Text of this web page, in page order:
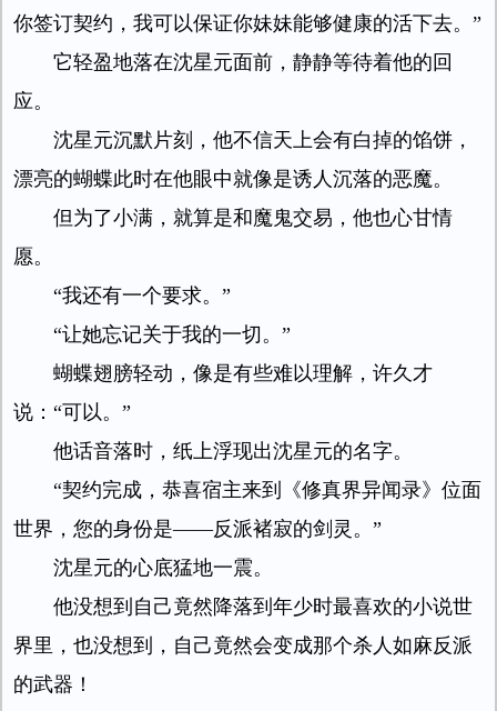
你签订契约，我可以保证你妹妹能够健康的活下去。”
它轻盈地落在沈星元面前，静静等待着他的回
应。
沈星元沉默片刻，他不信天上会有白掉的馅饼，
漂亮的蝴蝶此时在他眼中就像是诱人沉落的恶魔。
但为了小满，就算是和魔鬼交易，他也心甘情
愿。
“我还有一个要求。”
“让她忘记关于我的一切。”
蝴蝶翅膀轻动，像是有些难以理解，许久才
说：“可以。”
他话音落时，纸上浮现出沈星元的名字。
“契约完成，恭喜宿主来到《修真界异闻录》位面
世界，您的身份是——反派褚寂的剑灵。”
沈星元的心底猛地一震。
他没想到自己竟然降落到年少时最喜欢的小说世
界里，也没想到，自己竟然会变成那个杀人如麻反派
的武器！